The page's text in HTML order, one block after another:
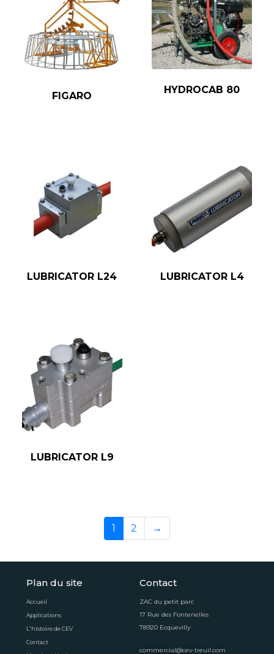
FIGARO
HYDROCAB 80
LUBRICATOR L24 LUBRICATOR L4
LUBRICATOR L9
1 2 →
Plan du site
Accueil
Applications
L'histoire de CEV
Contact
Contact
ZAC du petit parc
17 Rue des Fontenelles
78920 Ecquevilly
commercial@cev-treuil.com